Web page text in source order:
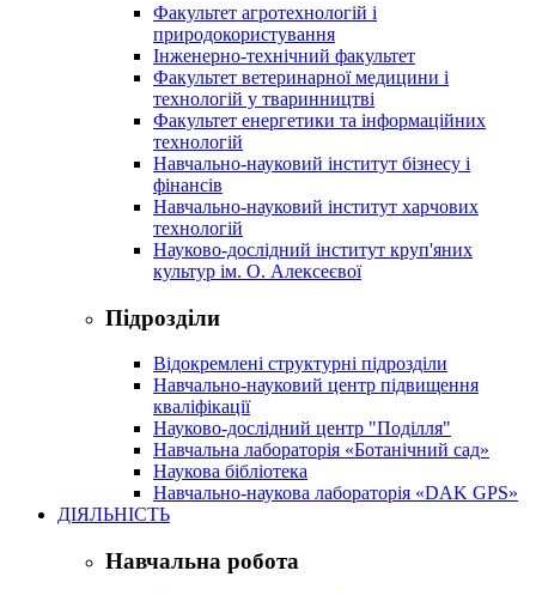
Факультет агротехнологій і
природокористування
Інженерно-технічний факультет
Факультет ветеринарної медицини і
технологій у тваринництві
Факультет енергетики та інформаційних
технологій
Навчально-науковий інститут бізнесу і
фінансів
Навчально-науковий інститут харчових
технологій
Науково-дослідний інститут круп'яних
культур ім. О. Алексеєвої
Підрозділи
Відокремлені структурні підрозділи
Навчально-науковий центр підвищення
кваліфікації
Науково-дослідний центр "Поділля"
Навчальна лабораторія «Ботанічний сад»
Наукова бібліотека
Навчально-наукова лабораторія «DAK GPS»
ДІЯЛЬНІСТЬ
Навчальна робота